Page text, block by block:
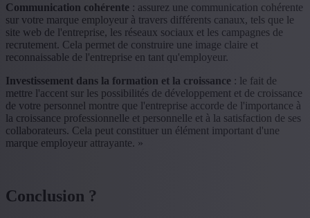
Communication cohérente : assurez une communication cohérente
sur votre marque employeur à travers différents canaux, tels que le
site web de l'entreprise, les réseaux sociaux et les campagnes de
recrutement. Cela permet de construire une image claire et
reconnaissable de l'entreprise en tant qu'employeur.
Investissement dans la formation et la croissance : le fait de
mettre l'accent sur les possibilités de développement et de croissance
de votre personnel montre que l'entreprise accorde de l'importance à
la croissance professionnelle et personnelle et à la satisfaction de ses
collaborateurs. Cela peut constituer un élément important d'une
marque employeur attrayante. »
Conclusion ?